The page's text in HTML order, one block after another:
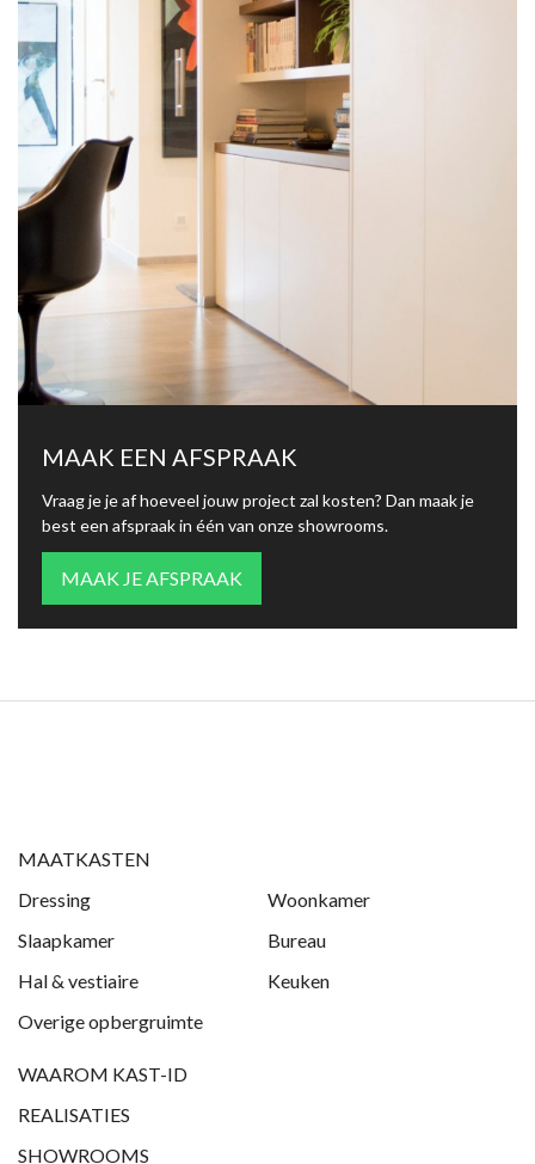
MAAK EEN AFSPRAAK
Vraag je je af hoeveel jouw project zal kosten? Dan maak je
best een afspraak in één van onze showrooms.
MAAK JE AFSPRAAK
MAATKASTEN
Dressing
Woonkamer
Slaapkamer
Bureau
Hal & vestiaire
Keuken
Overige opbergruimte
WAAROM KAST-ID
REALISATIES
SHOWROOMS